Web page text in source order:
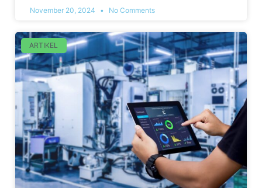
November 20, 2024 No Comments
ARTIKEL